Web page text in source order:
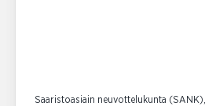
Saaristoasiain neuvottelukunta